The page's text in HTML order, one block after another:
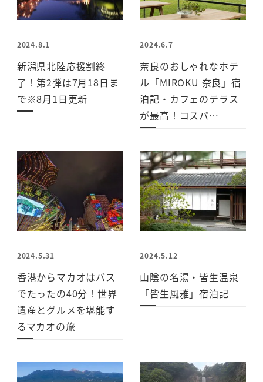
2024.8.1
新潟県北陸応援割終
了！第2弾は7月18日ま
で※8月1日更新
2024.6.7
奈良のおしゃれなホテ
ル「MIROKU 奈良」宿
泊記・カフェのテラス
が最高！コスパ…
2024.5.31
香港からマカオはバス
でたったの40分！世界
遺産とグルメを堪能す
るマカオの旅
2024.5.12
山陰の名湯・皆生温泉
「皆生風雅」宿泊記